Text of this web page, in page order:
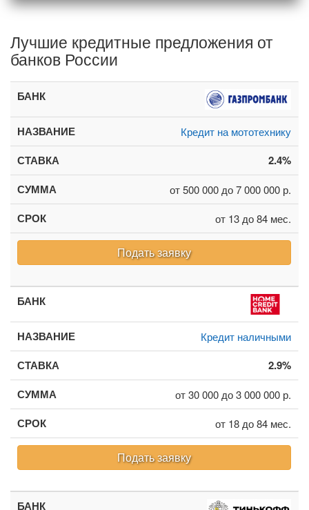
Лучшие кредитные предложения от
банков России
Кредит на мототехнику
2.4%
от 500 000 до 7 000 000 р.
от 13 до 84 мес.
Подать заявку
Кредит наличными
2.9%
от 30 000 до 3 000 000 р.
от 18 до 84 мес.
Подать заявку